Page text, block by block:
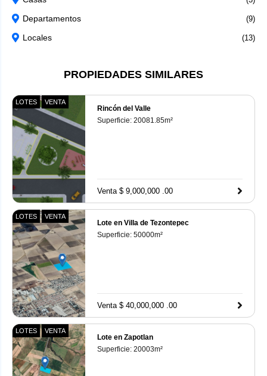
Departamentos (9)
Locales (13)
PROPIEDADES SIMILARES
LOTES VENTA
Rincón del Valle
Superficie: 20081.85m²
Venta $ 9,000,000 .00
LOTES VENTA
Lote en Villa de Tezontepec
Superficie: 50000m²
Venta $ 40,000,000 .00
LOTES VENTA
Lote en Zapotlan
Superficie: 20003m²